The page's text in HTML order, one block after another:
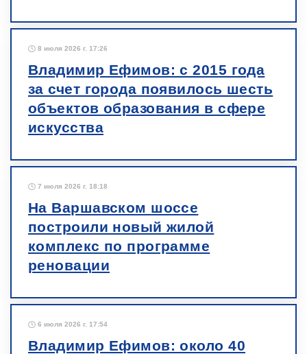
8 июля 2026 г. 17:26
Владимир Ефимов: с 2015 года
за счет города появилось шесть
объектов образования в сфере
искусства
7 июля 2026 г. 18:18
На Варшавском шоссе
построили новый жилой
комплекс по программе
реновации
6 июля 2026 г. 17:54
Владимир Ефимов: около 40